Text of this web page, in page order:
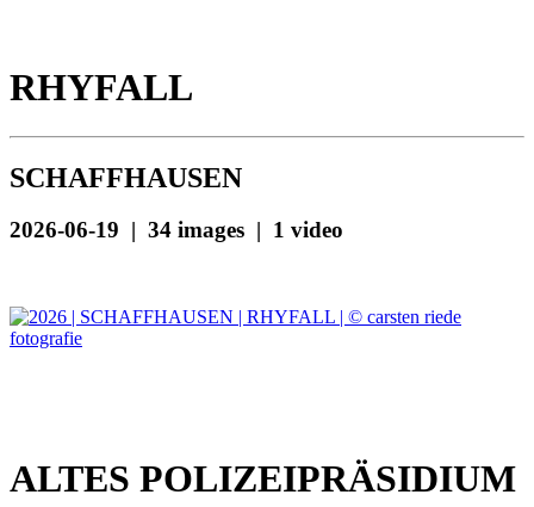
RHYFALL
SCHAFFHAUSEN
2026-06-19 | 34 images | 1 video
ALTES POLIZEIPRÄSIDIUM